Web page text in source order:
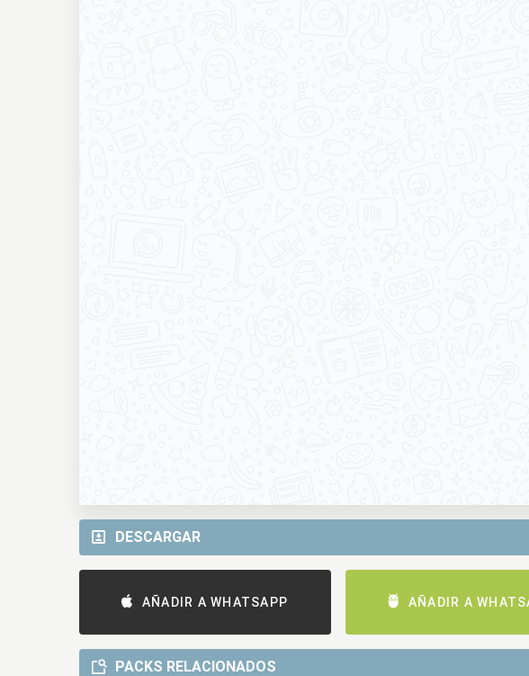
DESCARGAR
AÑADIR A WHATSAPP AÑADIR A
PACKS RELACIONADOS